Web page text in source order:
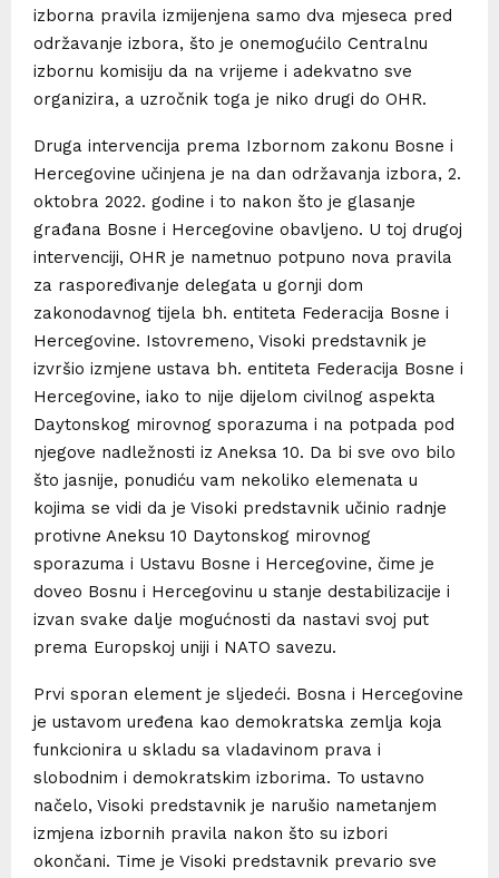
izborna pravila izmijenjena samo dva mjeseca pred
održavanje izbora, što je onemogućilo Centralnu
izbornu komisiju da na vrijeme i adekvatno sve
organizira, a uzročnik toga je niko drugi do OHR.
Druga intervencija prema Izbornom zakonu Bosne i
Hercegovine učinjena je na dan održavanja izbora, 2.
oktobra 2022. godine i to nakon što je glasanje
građana Bosne i Hercegovine obavljeno. U toj drugoj
intervenciji, OHR je nametnuo potpuno nova pravila
za raspoređivanje delegata u gornji dom
zakonodavnog tijela bh. entiteta Federacija Bosne i
Hercegovine. Istovremeno, Visoki predstavnik je
izvršio izmjene ustava bh. entiteta Federacija Bosne i
Hercegovine, iako to nije dijelom civilnog aspekta
Daytonskog mirovnog sporazuma i na potpada pod
njegove nadležnosti iz Aneksa 10. Da bi sve ovo bilo
što jasnije, ponudiću vam nekoliko elemenata u
kojima se vidi da je Visoki predstavnik učinio radnje
protivne Aneksu 10 Daytonskog mirovnog
sporazuma i Ustavu Bosne i Hercegovine, čime je
doveo Bosnu i Hercegovinu u stanje destabilizacije i
izvan svake dalje mogućnosti da nastavi svoj put
prema Europskoj uniji i NATO savezu.
Prvi sporan element je sljedeći. Bosna i Hercegovine
je ustavom uređena kao demokratska zemlja koja
funkcionira u skladu sa vladavinom prava i
slobodnim i demokratskim izborima. To ustavno
načelo, Visoki predstavnik je narušio nametanjem
izmjena izbornih pravila nakon što su izbori
okončani. Time je Visoki predstavnik prevario sve